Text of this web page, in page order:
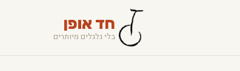
חד אופן
בלי גלגלים מיותרים